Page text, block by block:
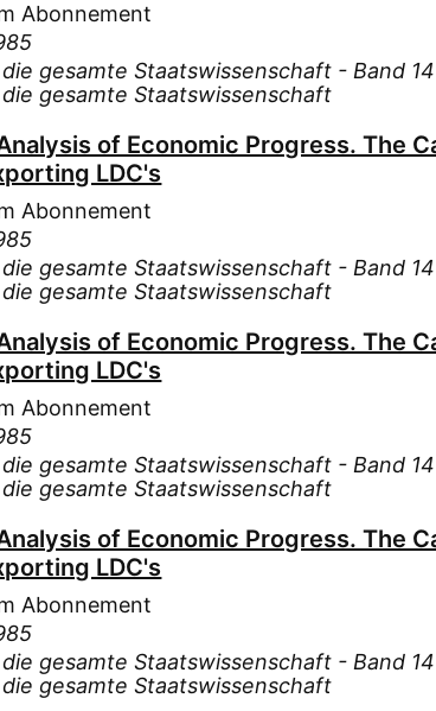
Abonnement
gesamte Staatswissenschaft - Band
gesamte Staatswissenschaft
of Economic Progress. The
LDC's
Abonnement
gesamte Staatswissenschaft - Band
gesamte Staatswissenschaft
of Economic Progress. The
LDC's
Abonnement
gesamte Staatswissenschaft - Band
gesamte Staatswissenschaft
of Economic Progress. The
LDC's
Abonnement
gesamte Staatswissenschaft - Band
gesamte Staatswissenschaft